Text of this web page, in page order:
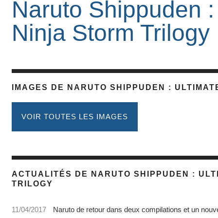
Naruto Shippuden
Ninja Storm Trilogy
IMAGES DE NARUTO SHIPPUDEN :
VOIR TOUTES LES IMAGES
ACTUALITÉS DE NARUTO SHIPPUDEN :
TRILOGY
11/04/2017 Naruto de retour dans deux compilations et un